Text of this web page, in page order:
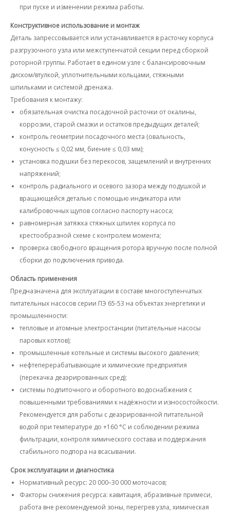
при пуске и изменении режима работы.
Конструктивное использование и монтаж
Деталь запрессовывается или устанавливается в расточку корпуса
разгрузочного узла или межступенчатой секции перед сборкой
роторной группы. Работает в едином узле с балансировочным
диском/втулкой, уплотнительными кольцами, стяжными
шпильками и системой дренажа.
Требования к монтажу:
обязательная очистка посадочной расточки от окалины,
коррозии, старой смазки и остатков предыдущих деталей;
контроль геометрии посадочного места (овальность,
конусность ≤ 0,02 мм, биение ≤ 0,03 мм);
установка подушки без перекосов, защемлений и внутренних
напряжений;
контроль радиального и осевого зазора между подушкой и
вращающейся деталью с помощью индикатора или
калибровочных щупов согласно паспорту насоса;
равномерная затяжка стяжных шпилек корпуса по
крестообразной схеме с контролем момента;
проверка свободного вращения ротора вручную после полной
сборки до подключения привода.
Область применения
Предназначена для эксплуатации в составе многоступенчатых
питательных насосов серии ПЭ 65-53 на объектах энергетики и
промышленности:
тепловые и атомные электростанции (питательные насосы
паровых котлов);
промышленные котельные и системы высокого давления;
нефтеперерабатывающие и химические предприятия
(перекачка деаэрированных сред);
системы подпиточного и оборотного водоснабжения с
повышенными требованиями к надёжности и износостойкости.
Рекомендуется для работы с деаэрированной питательной
водой при температуре до +160 °C и соблюдении режима
фильтрации, контроля химического состава и поддержания
стабильного подпора на всасывании.
Срок эксплуатации и диагностика
Нормативный ресурс: 20 000–30 000 моточасов;
Факторы снижения ресурса: кавитация, абразивные примеси,
работа вне рекомендуемой зоны, перегрев узла, химическая